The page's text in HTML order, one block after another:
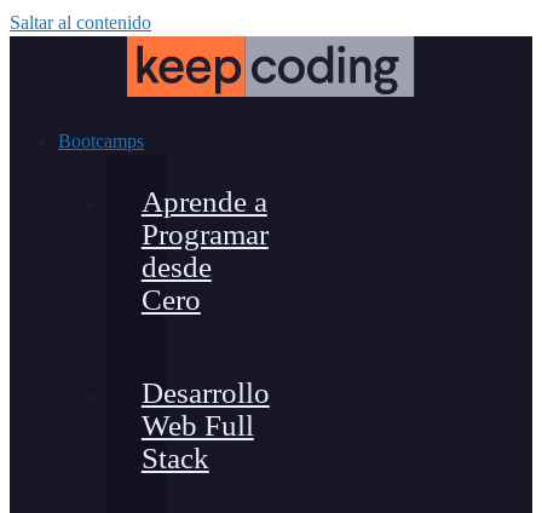
Saltar al contenido
Bootcamps
Aprende a
Programar
desde
Cero
Desarrollo
Web Full
Stack